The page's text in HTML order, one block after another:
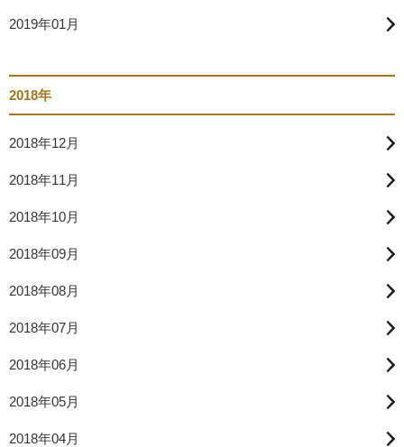
2019年01月
2018年
2018年12月
2018年11月
2018年10月
2018年09月
2018年08月
2018年07月
2018年06月
2018年05月
2018年04月